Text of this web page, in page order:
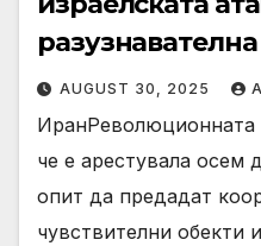
AUGUST 30, 2025
ИранРеволюционната
че е арестувала осем
опит да предадат
чувствителни обекти